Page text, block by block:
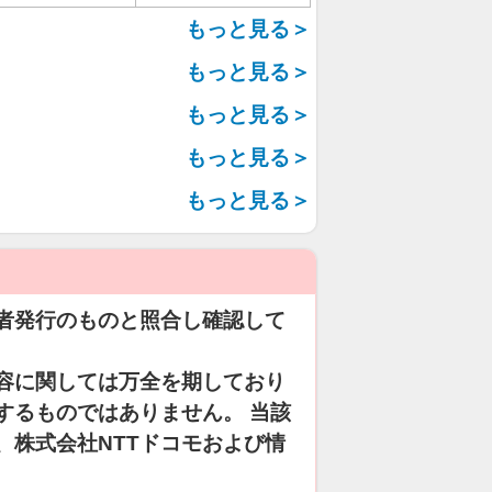
もっと見る＞
もっと見る＞
もっと見る＞
もっと見る＞
もっと見る＞
発行のものと照合し確認して
に関しては万全を期しており
るものではありません。 当該
株式会社NTTドコモおよび情